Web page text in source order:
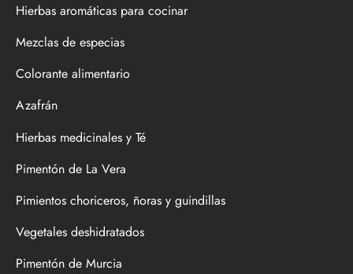
Hierbas aromáticas para cocinar
Mezclas de especias
Colorante alimentario
Azafrán
Hierbas medicinales y Té
Pimentón de La Vera
Pimientos choriceros, ñoras y guindillas
Vegetales deshidratados
Pimentón de Murcia